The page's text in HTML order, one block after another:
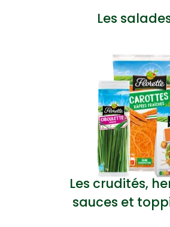
Les
Les crudités,
sauces et